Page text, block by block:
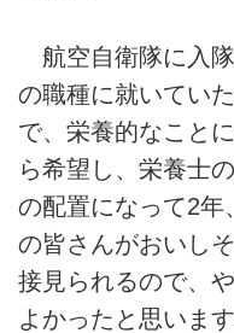
航空自衛隊に入
の職種に就いてい
で、栄養的なこと
ら希望し、栄養士
の配置になって2年
の皆さんがおいし
接見られるので、
よかったと思います